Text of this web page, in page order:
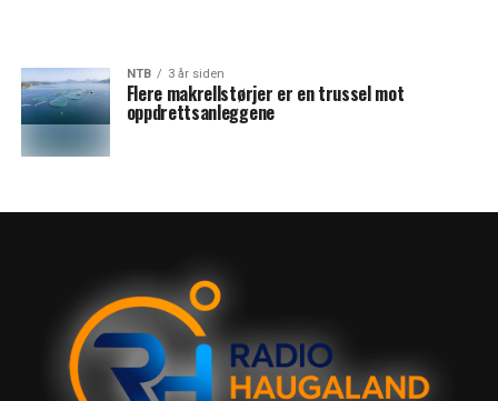
NTB 3 år siden
Flere makrellstørjer er en trussel mot
oppdrettsanleggene